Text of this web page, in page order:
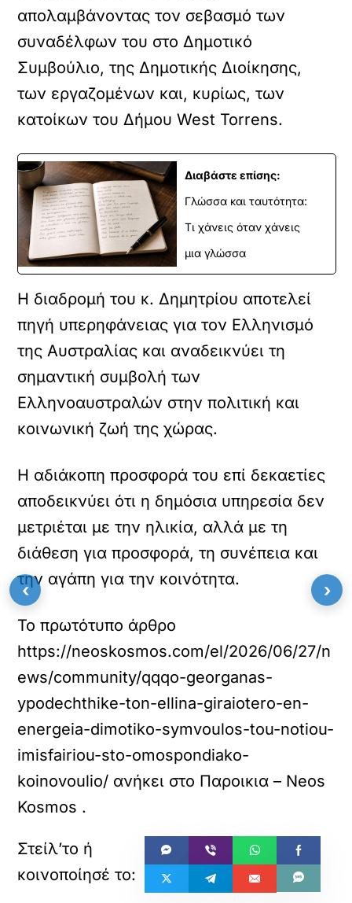
απολαμβάνοντας τον σεβασμό των
συναδέλφων του στο Δημοτικό
Συμβούλιο, της Δημοτικής Διοίκησης,
των εργαζομένων και, κυρίως, των
κατοίκων του Δήμου West Torrens.
Διαβάστε επίσης:
Γλώσσα και ταυτότητα:
Τι χάνεις όταν χάνεις
μια γλώσσα
Η διαδρομή του κ. Δημητρίου αποτελεί
πηγή υπερηφάνειας για τον Ελληνισμό
της Αυστραλίας και αναδεικνύει τη
σημαντική συμβολή των
Ελληνοαυστραλών στην πολιτική και
κοινωνική ζωή της χώρας.
Η αδιάκοπη προσφορά του επί δεκαετίες
αποδεικνύει ότι η δημόσια υπηρεσία δεν
μετριέται με την ηλικία, αλλά με τη
διάθεση για προσφορά, τη συνέπεια και
την αγάπη για την κοινότητα.
Το πρωτότυπο άρθρο
https://neoskosmos.com/el/2026/06/27/n
ews/community/qqqo-georganas-
ypodechthike-ton-ellina-giraiotero-en-
energeia-dimotiko-symvoulos-tou-notiou-
imisfairiou-sto-omospondiako-
koinovoulio/ ανήκει στο Παροικια – Neos
Kosmos .
‹ ›